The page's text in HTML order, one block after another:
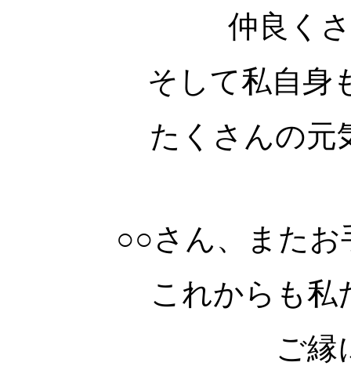
仲良く
そして私自身
たくさんの元
○○さん、また
これからも私
ご縁